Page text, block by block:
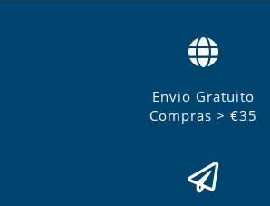
Envio Gratuito
Compras > €35